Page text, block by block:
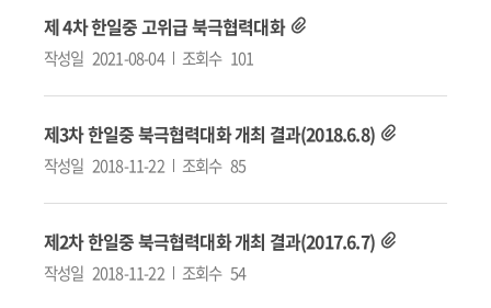
제 4차 한일중 고위급 북극협력대화
작성일 2021-08-04 조회수 101
제3차 한일중 북극협력대화 개최 결과(2018.6.8)
작성일 2018-11-22 조회수 85
제2차 한일중 북극협력대화 개최 결과(2017.6.7)
작성일 2018-11-22 조회수 54